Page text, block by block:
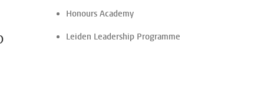
Honours Academy
Leiden Leadership Programme